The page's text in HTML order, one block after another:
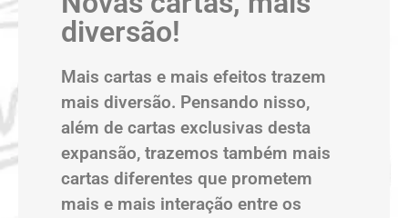
diversão!
Mais cartas e mais efeitos trazem
mais diversão. Pensando nisso,
além de cartas exclusivas desta
expansão, trazemos também mais
cartas diferentes que prometem
mais e mais interação entre os